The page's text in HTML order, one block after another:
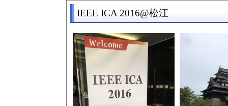
IEEE ICA 2016@松江